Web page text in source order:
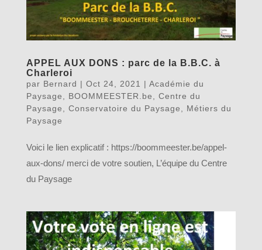
APPEL AUX DONS : parc de la B.B.C. à
Charleroi
par Bernard | Oct 24, 2021 | Académie du
Paysage
BOOMMEESTER.be
Centre du
Paysage
Conservatoire du Paysage
Métiers du
Paysage
Voici le lien explicatif : https://boommeester.be/appel-
aux-dons/ merci de votre soutien, L’équipe du Centre
du Paysage